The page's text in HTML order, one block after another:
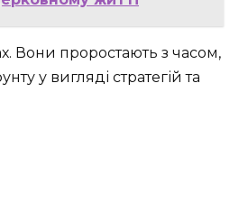
Вони проростають з часом,
у вигляді стратегій та